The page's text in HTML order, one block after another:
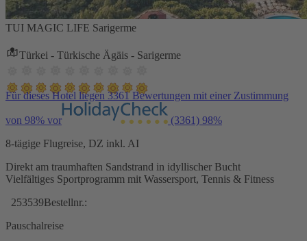
TUI MAGIC LIFE Sarigerme
Türkei - Türkische Ägäis - Sarigerme
Für dieses Hotel liegen 3361 Bewertungen mit einer Zustimmung
von 98% vor (3361) 98%
8-tägige Flugreise, DZ inkl. AI
Direkt am traumhaften Sandstrand in idyllischer Bucht
Vielfältiges Sportprogramm mit Wassersport, Tennis & Fitness
253539Bestellnr.:
Pauschalreise